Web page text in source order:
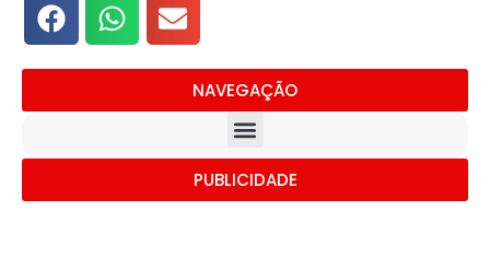
NAVEGAÇÃO
PUBLICIDADE